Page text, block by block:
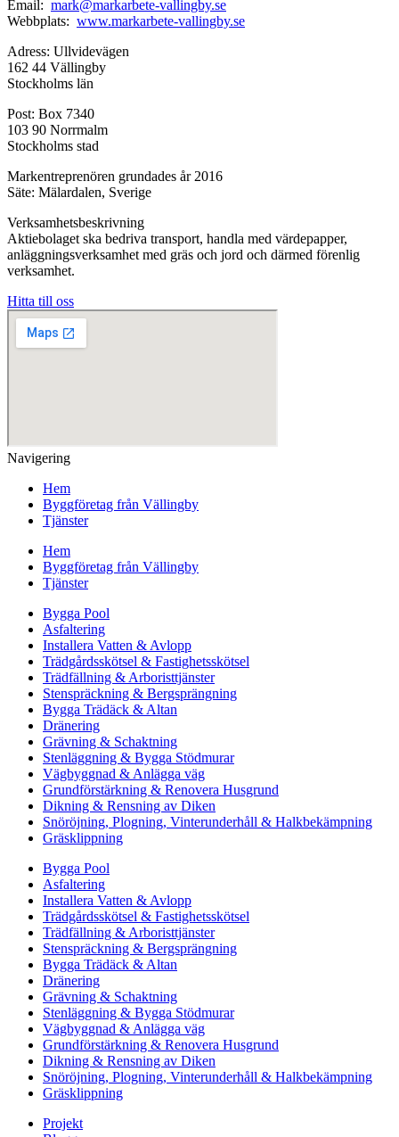
Email: mark@markarbete-vallingby.se
Webbplats: www.markarbete-vallingby.se
Adress: Ullvidevägen
162 44 Vällingby
Stockholms län
Post: Box 7340
103 90 Norrmalm
Stockholms stad
Markentreprenören grundades år 2016
Säte: Mälardalen, Sverige
Verksamhetsbeskrivning
Aktiebolaget ska bedriva transport, handla med värdepapper,
anläggningsverksamhet med gräs och jord och därmed förenlig
verksamhet.
Hitta till oss
Navigering
Hem
Byggföretag från Vällingby
Tjänster
Hem
Byggföretag från Vällingby
Tjänster
Bygga Pool
Asfaltering
Installera Vatten & Avlopp
Trädgårdsskötsel & Fastighetsskötsel
Trädfällning & Arboristtjänster
Stenspräckning & Bergsprängning
Bygga Trädäck & Altan
Dränering
Grävning & Schaktning
Stenläggning & Bygga Stödmurar
Vägbyggnad & Anlägga väg
Grundförstärkning & Renovera Husgrund
Dikning & Rensning av Diken
Snöröjning, Plogning, Vinterunderhåll & Halkbekämpning
Gräsklippning
Bygga Pool
Asfaltering
Installera Vatten & Avlopp
Trädgårdsskötsel & Fastighetsskötsel
Trädfällning & Arboristtjänster
Stenspräckning & Bergsprängning
Bygga Trädäck & Altan
Dränering
Grävning & Schaktning
Stenläggning & Bygga Stödmurar
Vägbyggnad & Anlägga väg
Grundförstärkning & Renovera Husgrund
Dikning & Rensning av Diken
Snöröjning, Plogning, Vinterunderhåll & Halkbekämpning
Gräsklippning
Projekt